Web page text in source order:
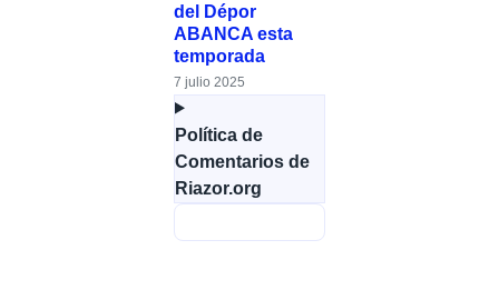
del Dépor
ABANCA esta
temporada
7 julio 2025
Política de
Comentarios de
Riazor.org